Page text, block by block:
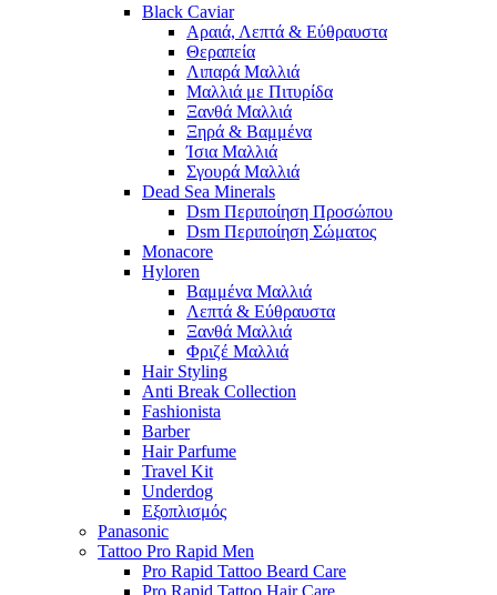
Black Caviar
Αραιά, Λεπτά & Εύθραυστα
Θεραπεία
Λιπαρά Μαλλιά
Μαλλιά με Πιτυρίδα
Ξανθά Μαλλιά
Ξηρά & Βαμμένα
Ίσια Μαλλιά
Σγουρά Μαλλιά
Dead Sea Minerals
Dsm Περιποίηση Προσώπου
Dsm Περιποίηση Σώματος
Monacore
Hyloren
Βαμμένα Μαλλιά
Λεπτά & Εύθραυστα
Ξανθά Μαλλιά
Φριζέ Μαλλιά
Hair Styling
Anti Break Collection
Fashionista
Barber
Hair Parfume
Travel Kit
Underdog
Εξοπλισμός
Panasonic
Tattoo Pro Rapid Men
Pro Rapid Tattoo Beard Care
Pro Rapid Tattoo Hair Care